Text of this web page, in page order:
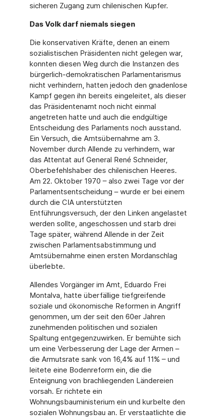
sicheren Zugang zum chilenischen Kupfer.
Das Volk darf niemals siegen
Die konservativen Kräfte, denen an einem
sozialistischen Präsidenten nicht gelegen war,
konnten diesen Weg durch die Instanzen des
bürgerlich-demokratischen Parlamentarismus
nicht verhindern, hatten jedoch den gnadenlose
Kampf gegen ihn bereits eingeleitet, als dieser
das Präsidentenamt noch nicht einmal
angetreten hatte und auch die endgültige
Entscheidung des Parlaments noch ausstand.
Ein Versuch, die Amtsübernahme am 3.
November durch Allende zu verhindern, war
das Attentat auf General René Schneider,
Oberbefehlshaber des chilenischen Heeres.
Am 22. Oktober 1970 – also zwei Tage vor der
Parlamentsentscheidung – wurde er bei einem
durch die CIA unterstützten
Entführungsversuch, der den Linken angelastet
werden sollte, angeschossen und starb drei
Tage später, während Allende in der Zeit
zwischen Parlamentsabstimmung und
Amtsübernahme einen ersten Mordanschlag
überlebte.
Allendes Vorgänger im Amt, Eduardo Frei
Montalva, hatte überfällige tiefgreifende
soziale und ökonomische Reformen in Angriff
genommen, um der seit den 60er Jahren
zunehmenden politischen und sozialen
Spaltung entgegenzuwirken. Er bemühte sich
um eine Verbesserung der Lage der Armen –
die Armutsrate sank von 16,4% auf 11% – und
leitete eine Bodenreform ein, die die
Enteignung von brachliegenden Ländereien
vorsah. Er richtete ein
Wohnungsbauministerium ein und kurbelte den
sozialen Wohnungsbau an. Er verstaatlichte die